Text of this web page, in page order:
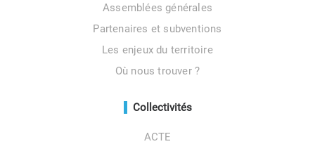
Assemblées générales
Partenaires et subventions
Les enjeux du territoire
Où nous trouver ?
Collectivités
ACTE